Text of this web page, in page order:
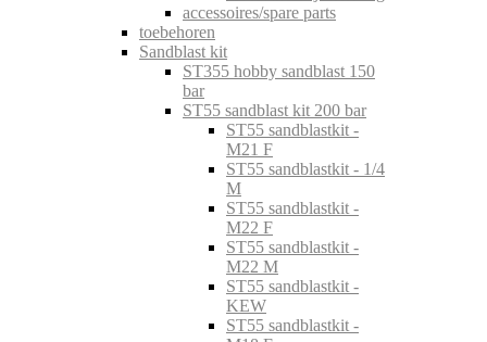
accessoires/spare parts
toebehoren
Sandblast kit
ST355 hobby sandblast 150
bar
ST55 sandblast kit 200 bar
ST55 sandblastkit -
M21 F
ST55 sandblastkit - 1/4
M
ST55 sandblastkit -
M22 F
ST55 sandblastkit -
M22 M
ST55 sandblastkit -
KEW
ST55 sandblastkit -